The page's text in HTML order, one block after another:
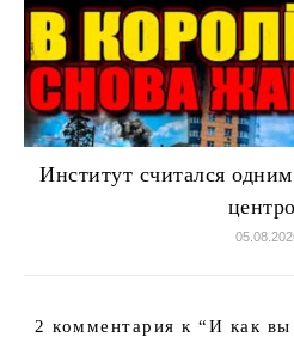
Институт считался
2 комментария к “И как вы